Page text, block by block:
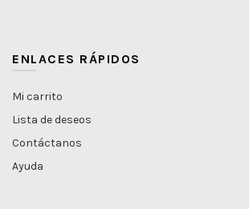
ENLACES RÁPIDOS
Mi carrito
Lista de deseos
Contáctanos
Ayuda